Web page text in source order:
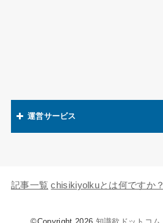
運営サービス
キャラの知識欲
記事一覧 chisikiyolkuとは何ですか？